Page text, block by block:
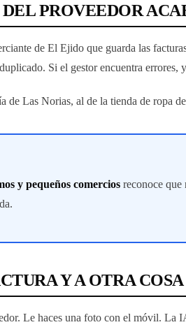
PROVEEDOR
de El Ejido que guarda las
Si el gestor encuentra errores,
de Las Norias, al de la tienda de ropa
y pequeños comercios reconoce que
Y A OTRA COSA
Le haces una foto con el móvil. La